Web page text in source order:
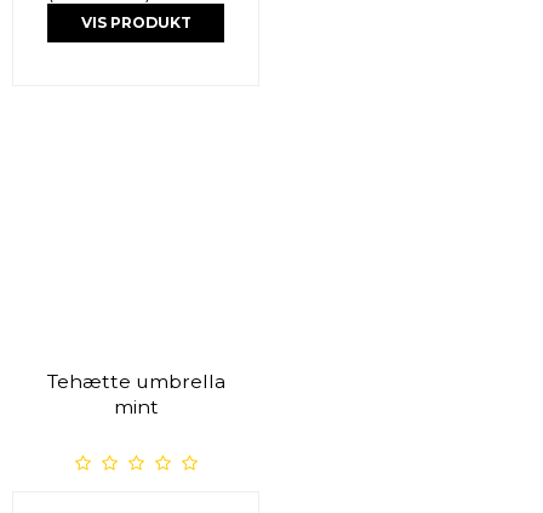
VIS PRODUKT
Tehætte umbrella
mint